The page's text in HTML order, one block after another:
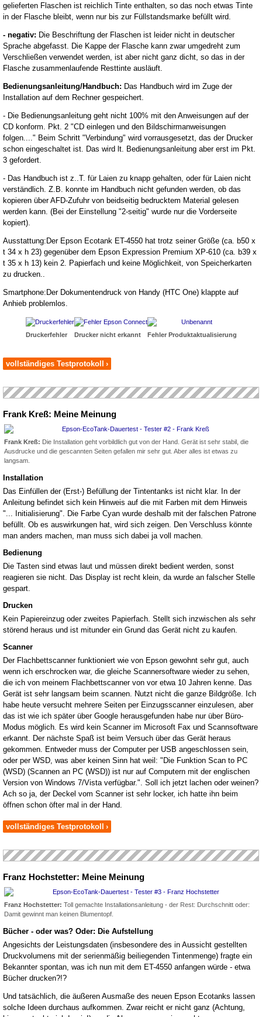
gelieferten Flaschen ist reichlich Tinte enthalten, so das noch etwas Tinte
in der Flasche bleibt, wenn nur bis zur Füllstandsmarke befüllt wird.
- negativ: Die Beschriftung der Flaschen ist leider nicht in deutscher
Sprache abgefasst. Die Kappe der Flasche kann zwar umgedreht zum
Verschließen verwendet werden, ist aber nicht ganz dicht, so das in der
Flasche zusammenlaufende Resttinte ausläuft.
Bedienungsanleitung/Handbuch: Das Handbuch wird im Zuge der
Installation auf dem Rechner gespeichert.
- Die Bedienungsanleitung geht nicht 100% mit den Anweisungen auf der
CD konform. Pkt. 2 "CD einlegen und den Bildschirmanweisungen
folgen...." Beim Schritt "Verbindung" wird vorrausgesetzt, das der Drucker
schon eingeschaltet ist. Das wird lt. Bedienungsanleitung aber erst im Pkt.
3 gefordert.
- Das Handbuch ist z..T. für Laien zu knapp gehalten, oder für Laien nicht
verständlich. Z.B. konnte im Handbuch nicht gefunden werden, ob das
kopieren über AFD-Zufuhr von beidseitig bedrucktem Material gelesen
werden kann. (Bei der Einstellung "2-seitig" wurde nur die Vorderseite
kopiert).
Ausstattung:Der Epson Ecotank ET-4550 hat trotz seiner Größe (ca. b50 x
t 34 x h 23) gegenüber dem Epson Expression Premium XP-610 (ca. b39 x
t 35 x h 13) kein 2. Papierfach und keine Möglichkeit, von Speicherkarten
zu drucken..
Smartphone:Der Dokumentendruck von Handy (HTC One) klappte auf
Anhieb problemlos.
Druckerfehler Drucker nicht erkannt Fehler Produktaktualisierung
vollständiges Testprotokoll ›
Frank Kreß: Meine Meinung
Frank Kreß: Die Installation geht vorbildlich gut von der Hand. Gerät ist sehr stabil, die
Ausdrucke und die gescannten Seiten gefallen mir sehr gut. Aber alles ist etwas zu
langsam.
Installation
Das Einfüllen der (Erst-) Befüllung der Tintentanks ist nicht klar. In der
Anleitung befindet sich kein Hinweis auf die mit Farben mit dem Hinweis
"... Initialisierung". Die Farbe Cyan wurde deshalb mit der falschen Patrone
befüllt. Ob es auswirkungen hat, wird sich zeigen. Den Verschluss könnte
man anders machen, man muss sich dabei ja voll machen.
Bedienung
Die Tasten sind etwas laut und müssen direkt bedient werden, sonst
reagieren sie nicht. Das Display ist recht klein, da wurde an falscher Stelle
gespart.
Drucken
Kein Papiereinzug oder zweites Papierfach. Stellt sich inzwischen als sehr
störend heraus und ist mitunder ein Grund das Gerät nicht zu kaufen.
Scanner
Der Flachbettscanner funktioniert wie von Epson gewohnt sehr gut, auch
wenn ich erschrocken war, die gleiche Scannersoftware wieder zu sehen,
die ich von meinem Flachbettscanner von vor etwa 10 Jahren kenne. Das
Gerät ist sehr langsam beim scannen. Nutzt nicht die ganze Bildgröße. Ich
habe heute versucht mehrere Seiten per Einzugsscanner einzulesen, aber
das ist wie ich später über Google herausgefunden habe nur über Büro-
Modus möglich. Es wird kein Scanner im Microsoft Fax und Scannsoftware
erkannt. Der nächste Spaß ist beim Versuch über das Gerät heraus
gekommen. Entweder muss der Computer per USB angeschlossen sein,
oder per WSD, was aber keinen Sinn hat weil: "Die Funktion Scan to PC
(WSD) (Scannen an PC (WSD)) ist nur auf Computern mit der englischen
Version von Windows 7/Vista verfügbar.". Soll ich jetzt lachen oder weinen?
Ach so ja, der Deckel vom Scanner ist sehr locker, ich hatte ihn beim
öffnen schon öfter mal in der Hand.
vollständiges Testprotokoll ›
Franz Hochstetter: Meine Meinung
Franz Hochstetter: Toll gemachte Installationsanleitung - der Rest: Durchschnitt oder:
Damit gewinnt man keinen Blumentopf.
Bücher - oder was? Oder: Die Aufstellung
Angesichts der Leistungsdaten (insbesondere des in Aussicht gestellten
Druckvolumens mit der serienmäßig beiliegenden Tintenmenge) fragte ein
Bekannter spontan, was ich nun mit dem ET-4550 anfangen würde - etwa
Bücher drucken?!?
Und tatsächlich, die äußeren Ausmaße des neuen Epson Ecotanks lassen
solche Ideen durchaus aufkommen. Zwar reicht er nicht ganz (Achtung,